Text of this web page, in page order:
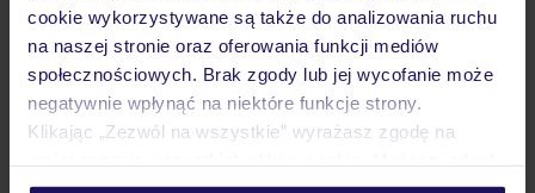
cookie wykorzystywane są także do analizowania ruchu
na naszej stronie oraz oferowania funkcji mediów
społecznościowych. Brak zgody lub jej wycofanie może
negatywnie wpłynąć na niektóre funkcje strony.
Klikając „Zezwól na wszystkie” wyrażasz zgodę na
personalizować swój wybór wchodząc w zakładkę
Pokoje
Wyżywienie